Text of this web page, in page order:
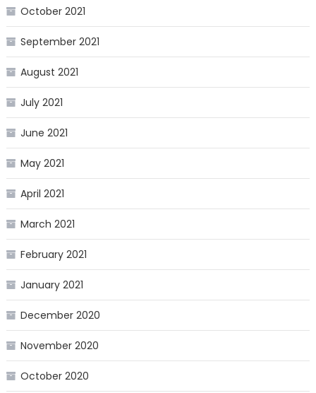
October 2021
September 2021
August 2021
July 2021
June 2021
May 2021
April 2021
March 2021
February 2021
January 2021
December 2020
November 2020
October 2020